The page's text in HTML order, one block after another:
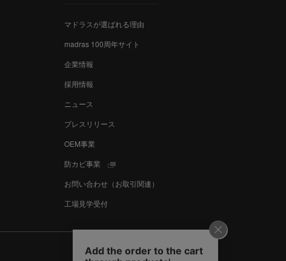
マドラスが選ばれる理由
madras 100周年サイト
企業情報
採用情報
ニュース
プレスリリース
OEM事業
防カビ事業
お問い合わせ（お取引関連）
工場見学受付